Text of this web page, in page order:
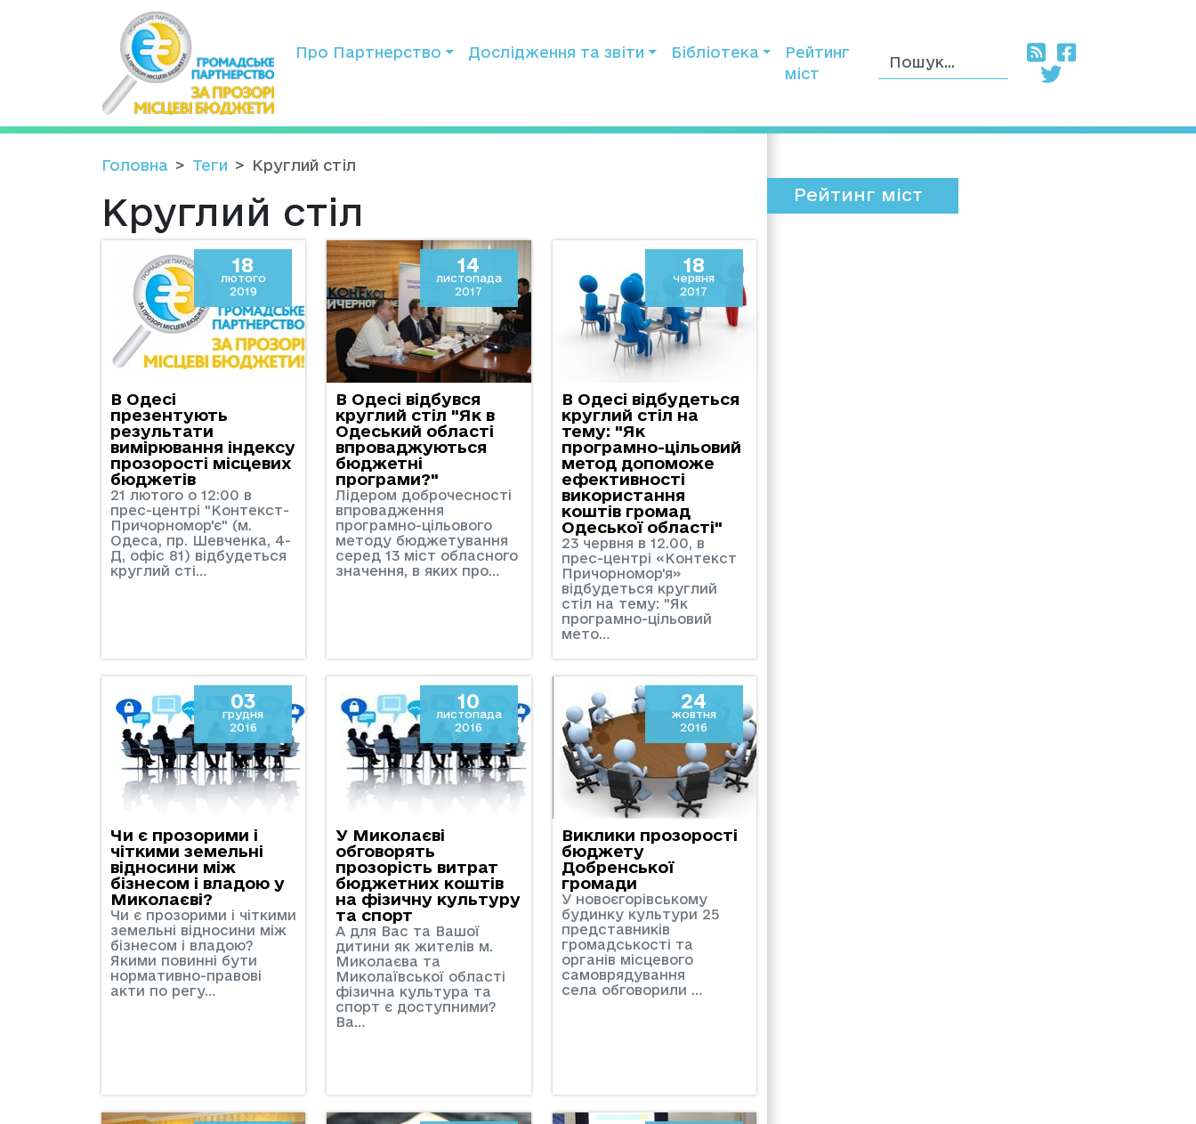
Про Партнерство Дослідження та звіти Бібліотека
Рейтинг
міст
Головна Теги Круглий стіл
Круглий стіл
18
лютого
2019
В Одесі
презентують
результати
вимірювання індексу
прозорості місцевих
бюджетів
21 лютого о 12:00 в
прес-центрі "Контекст-
Причорномор'є" (м.
Одеса, пр. Шевченка, 4-
Д, офіс 81) відбудеться
круглий сті…
14
листопада
2017
В Одесі відбувся
круглий стіл "Як в
Одеський області
впроваджуються
бюджетні
програми?"
Лідером доброчесності
впровадження
програмно-цільового
методу бюджетування
серед 13 міст обласного
значення, в яких про…
18
червня
2017
В Одесі відбудеться
круглий стіл на
тему: "Як
програмно-цільовий
метод допоможе
ефективності
використання
коштів громад
Одеської області"
23 червня в 12.00, в
прес-центрі «Контекст
Причорномор'я»
відбудеться круглий
стіл на тему: "Як
програмно-цільовий
мето…
03
грудня
2016
Чи є прозорими і
чіткими земельні
відносини між
бізнесом і владою у
Миколаєві?
Чи є прозорими і чіткими
земельні відносини між
бізнесом і владою?
Якими повинні бути
нормативно-правові
акти по регу…
10
листопада
2016
У Миколаєві
обговорять
прозорість витрат
бюджетних коштів
на фізичну культуру
та спорт
А для Вас та Вашої
дитини як жителів м.
Миколаєва та
Миколаївської області
фізична культура та
спорт є доступними?
Ва…
24
жовтня
2016
Виклики прозорості
бюджету
Добренської
громади
У новоєгорівському
будинку культури 25
представників
громадськості та
органів місцевого
самоврядування
села обговорили …
Рейтинг міст